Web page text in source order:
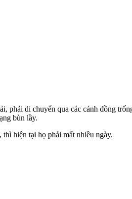
phải di chuyển qua các cánh đồng
bùn lầy.
hiện tại họ phải mất nhiều ngày.